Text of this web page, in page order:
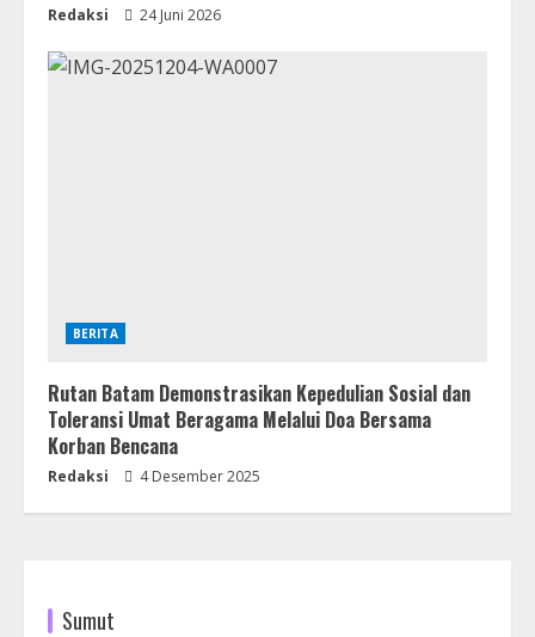
Redaksi 24 Juni 2026
BERITA
Rutan Batam Demonstrasikan Kepedulian Sosial dan
Toleransi Umat Beragama Melalui Doa Bersama
Korban Bencana
Redaksi 4 Desember 2025
Sumut